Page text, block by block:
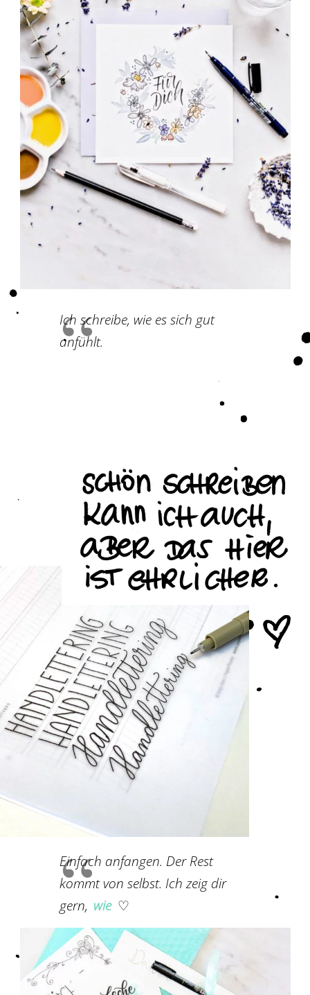
Ich schreibe, wie es sich gut
anfühlt.
Einfach anfangen. Der Rest
kommt von selbst. Ich zeig dir
gern, wie ♡